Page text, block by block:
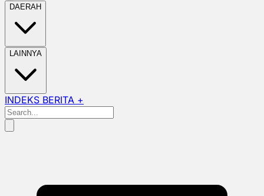
DAERAH
LAINNYA
INDEKS BERITA +